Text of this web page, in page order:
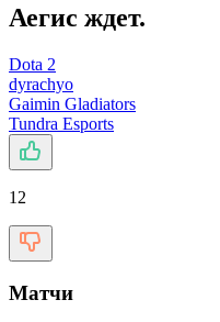
Аегис ждет.
Dota 2
dyrachyo
Gaimin Gladiators
Tundra Esports
12
Матчи